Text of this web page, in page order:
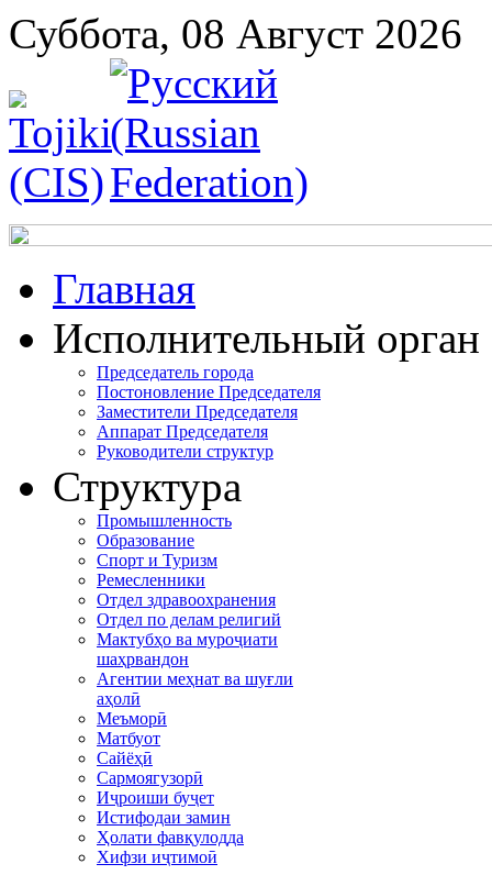
Суббота, 08 Август 2026
Главная
Исполнительный орган
Председатель города
Постоновление Председателя
Заместители Председателя
Аппарат Председателя
Руководители структур
Структура
Промышленность
Образование
Спорт и Туризм
Ремесленники
Отдел здравоохранения
Отдел по делам религий
Мактубҳо ва муроҷиати
шаҳрвандон
Агентии меҳнат ва шуғли
аҳолӣ
Меъморӣ
Матбуот
Сайёҳӣ
Сармоягузорӣ
Иҷроиши буҷет
Истифодаи замин
Ҳолати фавқулодда
Хифзи иҷтимоӣ